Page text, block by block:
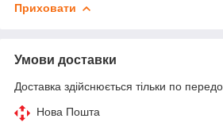
Приховати
Умови доставки
Доставка здійснюється тільки по
Нова Пошта